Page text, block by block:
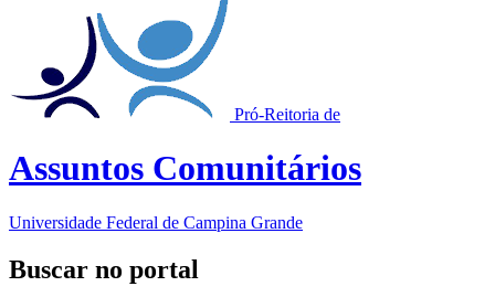
Pró-Reitoria de
Assuntos Comunitários
Universidade Federal de Campina Grande
Buscar no portal